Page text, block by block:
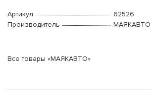
Артикул
62526
Производитель
МАЯКАВТО
Все товары «МАЯКАВТО»